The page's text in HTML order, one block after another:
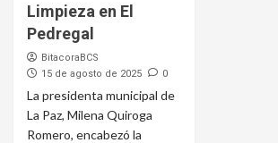
Limpieza en El
Pedregal
BitacoraBCS
15 de agosto de 2025
0
La presidenta municipal de
La Paz, Milena Quiroga
Romero, encabezó la